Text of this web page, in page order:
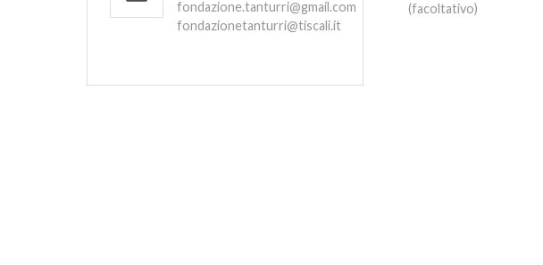
fondazione.tanturri@gmail.com
fondazionetanturri@tiscali.it
(facoltativo)